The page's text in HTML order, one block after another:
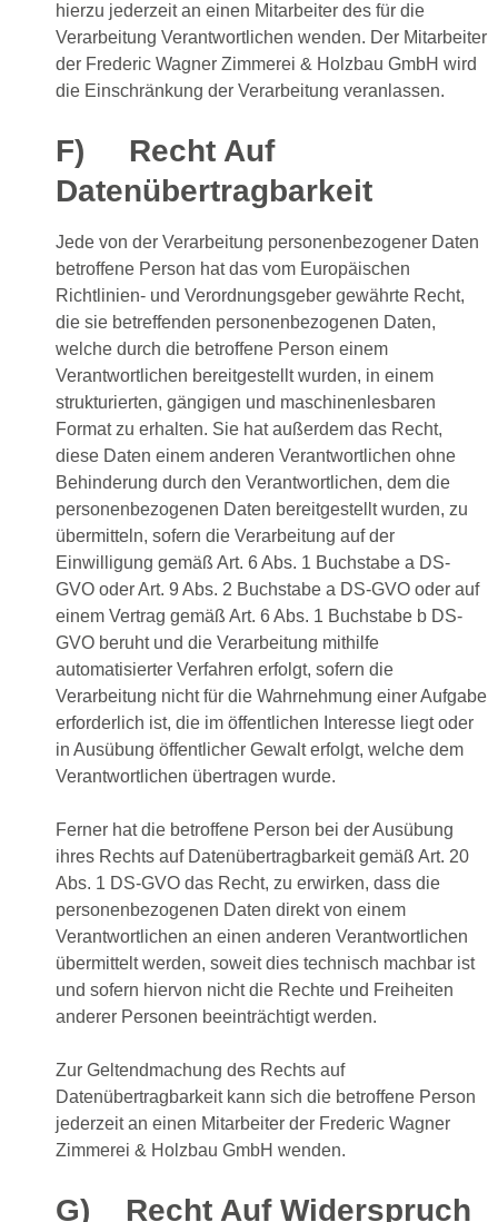
hierzu jederzeit an einen Mitarbeiter des für die
Verarbeitung Verantwortlichen wenden. Der Mitarbeiter
der Frederic Wagner Zimmerei & Holzbau GmbH wird
die Einschränkung der Verarbeitung veranlassen.
F) Recht Auf
Datenübertragbarkeit
Jede von der Verarbeitung personenbezogener Daten
betroffene Person hat das vom Europäischen
Richtlinien- und Verordnungsgeber gewährte Recht,
die sie betreffenden personenbezogenen Daten,
welche durch die betroffene Person einem
Verantwortlichen bereitgestellt wurden, in einem
strukturierten, gängigen und maschinenlesbaren
Format zu erhalten. Sie hat außerdem das Recht,
diese Daten einem anderen Verantwortlichen ohne
Behinderung durch den Verantwortlichen, dem die
personenbezogenen Daten bereitgestellt wurden, zu
übermitteln, sofern die Verarbeitung auf der
Einwilligung gemäß Art. 6 Abs. 1 Buchstabe a DS-
GVO oder Art. 9 Abs. 2 Buchstabe a DS-GVO oder auf
einem Vertrag gemäß Art. 6 Abs. 1 Buchstabe b DS-
GVO beruht und die Verarbeitung mithilfe
automatisierter Verfahren erfolgt, sofern die
Verarbeitung nicht für die Wahrnehmung einer Aufgabe
erforderlich ist, die im öffentlichen Interesse liegt oder
in Ausübung öffentlicher Gewalt erfolgt, welche dem
Verantwortlichen übertragen wurde.
Ferner hat die betroffene Person bei der Ausübung
ihres Rechts auf Datenübertragbarkeit gemäß Art. 20
Abs. 1 DS-GVO das Recht, zu erwirken, dass die
personenbezogenen Daten direkt von einem
Verantwortlichen an einen anderen Verantwortlichen
übermittelt werden, soweit dies technisch machbar ist
und sofern hiervon nicht die Rechte und Freiheiten
anderer Personen beeinträchtigt werden.
Zur Geltendmachung des Rechts auf
Datenübertragbarkeit kann sich die betroffene Person
jederzeit an einen Mitarbeiter der Frederic Wagner
Zimmerei & Holzbau GmbH wenden.
G) Recht Auf Widerspruch